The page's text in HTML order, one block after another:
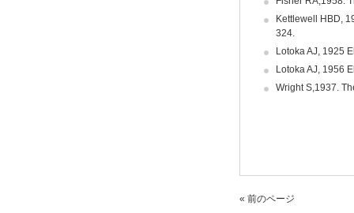
Kettlewell HBD,
324.
Lotoka AJ, 1925
Lotoka AJ, 1956
Wright S,1937.
« 前のページ